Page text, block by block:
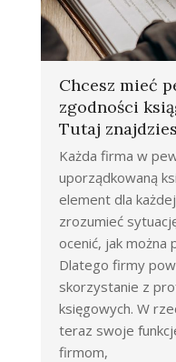
Chcesz mieć
zgodności
Tutaj
Każda firma w
uporządkowaną
element dla
zrozumieć
ocenić, jak można
Dlatego firmy
skorzystanie z
księgowych. W
teraz swoje
firmom,